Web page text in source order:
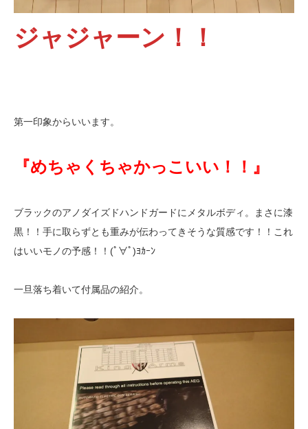
ジャジャーン！！
第一印象からいいます。
『めちゃくちゃかっこいい！！』
ブラックのアノダイズドハンドガードにメタルボディ。まさに漆
黒！！手に取らずとも重みが伝わってきそうな質感です！！これ
はいいモノの予感！！(ﾟ∀ﾟ)ﾖｶｰﾝ
一旦落ち着いて付属品の紹介。